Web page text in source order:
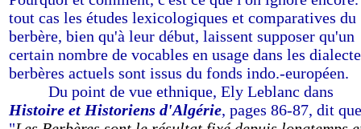
tout cas les études lexicologiques et comparatives du
berbère, bien qu'à leur début, laissent supposer qu'un
certain nombre de vocables en usage dans les
berbères actuels sont issus du fonds indo.-européen.
Du point de vue ethnique, Ely Leblanc dans
Histoire et Historiens d'Algérie, pages 86-87, dit que